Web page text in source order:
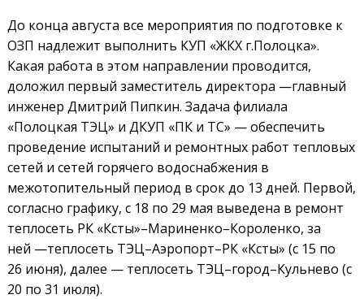
До конца августа все мероприятия по подготовке к
ОЗП надлежит выполнить КУП «ЖКХ г.Полоцка».
Какая работа в этом направлении проводится,
доложил первый заместитель директора —главный
инженер Дмитрий Пипкин. Задача филиала
«Полоцкая ТЭЦ» и ДКУП «ПК и ТС» — обеспечить
проведение испытаний и ремонтных работ тепловых
сетей и сетей горячего водоснабжения в
межотопительный период в срок до 13 дней. Первой,
согласно графику, с 18 по 29 мая выведена в ремонт
теплосеть РК «Ксты»–Мариненко–Короленко, за
ней —теплосеть ТЭЦ–Аэропорт–РК «Ксты» (с 15 по
26 июня), далее — теплосеть ТЭЦ–город–Кульнево (с
20 по 31 июля).